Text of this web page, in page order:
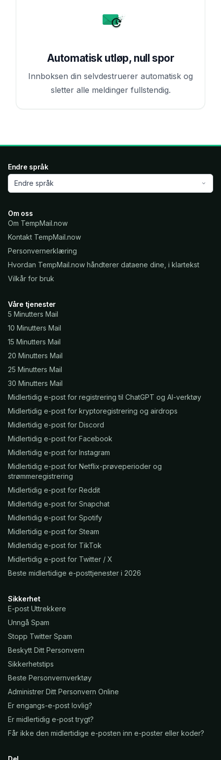
Automatisk utløp, null spor
Innboksen din selvdestruerer automatisk og
sletter alle meldinger fullstendig.
Endre språk
Endre språk
Om oss
Om TempMail.now
Kontakt TempMail.now
Personvernerklæring
Hvordan TempMail.now håndterer dataene dine, i klartekst
Vilkår for bruk
Våre tjenester
5 Minutters Mail
10 Minutters Mail
15 Minutters Mail
20 Minutters Mail
25 Minutters Mail
30 Minutters Mail
Midlertidig e-post for registrering til ChatGPT og AI-verktøy
Midlertidig e-post for kryptoregistrering og airdrops
Midlertidig e-post for Discord
Midlertidig e-post for Facebook
Midlertidig e-post for Instagram
Midlertidig e-post for Netflix-prøveperioder og
strømmeregistrering
Midlertidig e-post for Reddit
Midlertidig e-post for Snapchat
Midlertidig e-post for Spotify
Midlertidig e-post for Steam
Midlertidig e-post for TikTok
Midlertidig e-post for Twitter / X
Beste midlertidige e-posttjenester i 2026
Sikkerhet
E-post Uttrekkere
Unngå Spam
Stopp Twitter Spam
Beskytt Ditt Personvern
Sikkerhetstips
Beste Personvernverktøy
Administrer Ditt Personvern Online
Er engangs-e-post lovlig?
Er midlertidig e-post trygt?
Får ikke den midlertidige e-posten inn e-poster eller koder?